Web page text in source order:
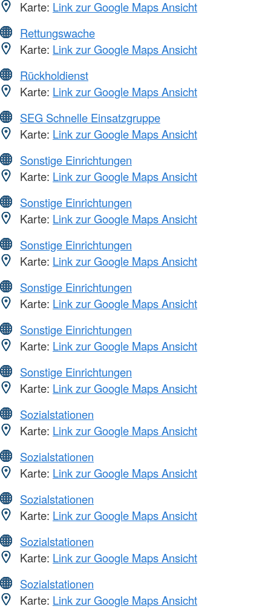
Karte: Link zur Google Maps Ansicht
Rettungswache
Karte: Link zur Google Maps Ansicht
Rückholdienst
Karte: Link zur Google Maps Ansicht
SEG Schnelle Einsatzgruppe
Karte: Link zur Google Maps Ansicht
Sonstige Einrichtungen
Karte: Link zur Google Maps Ansicht
Sonstige Einrichtungen
Karte: Link zur Google Maps Ansicht
Sonstige Einrichtungen
Karte: Link zur Google Maps Ansicht
Sonstige Einrichtungen
Karte: Link zur Google Maps Ansicht
Sonstige Einrichtungen
Karte: Link zur Google Maps Ansicht
Sonstige Einrichtungen
Karte: Link zur Google Maps Ansicht
Sozialstationen
Karte: Link zur Google Maps Ansicht
Sozialstationen
Karte: Link zur Google Maps Ansicht
Sozialstationen
Karte: Link zur Google Maps Ansicht
Sozialstationen
Karte: Link zur Google Maps Ansicht
Sozialstationen
Karte: Link zur Google Maps Ansicht